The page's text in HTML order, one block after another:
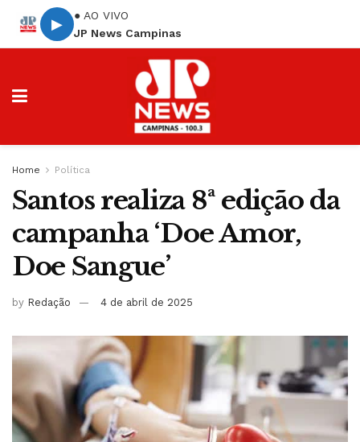
▶
● AO VIVO
JP News Campinas
Home Política
Santos realiza 8ª edição da
campanha ‘Doe Amor,
Doe Sangue’
by Redação 4 de abril de 2025